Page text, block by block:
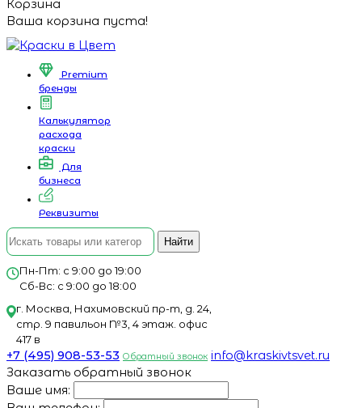
Корзина
Ваша корзина пуста!
Premium
бренды
Калькулятор
расхода
краски
Для
бизнеса
Реквизиты
Найти
Пн-Пт: с 9:00 до 19:00
Сб-Вс: с 9:00 до 18:00
г. Москва, Нахимовский пр-т, д. 24,
стр. 9 павильон №3, 4 этаж. офис
417 в
+7 (495) 908-53-53 Обратный звонок info@kraskivtsvet.ru
Заказать обратный звонок
Ваше имя: